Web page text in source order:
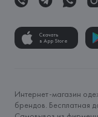
Скачать
в App Store
Интернет-магазин
брендов. Бесплатная